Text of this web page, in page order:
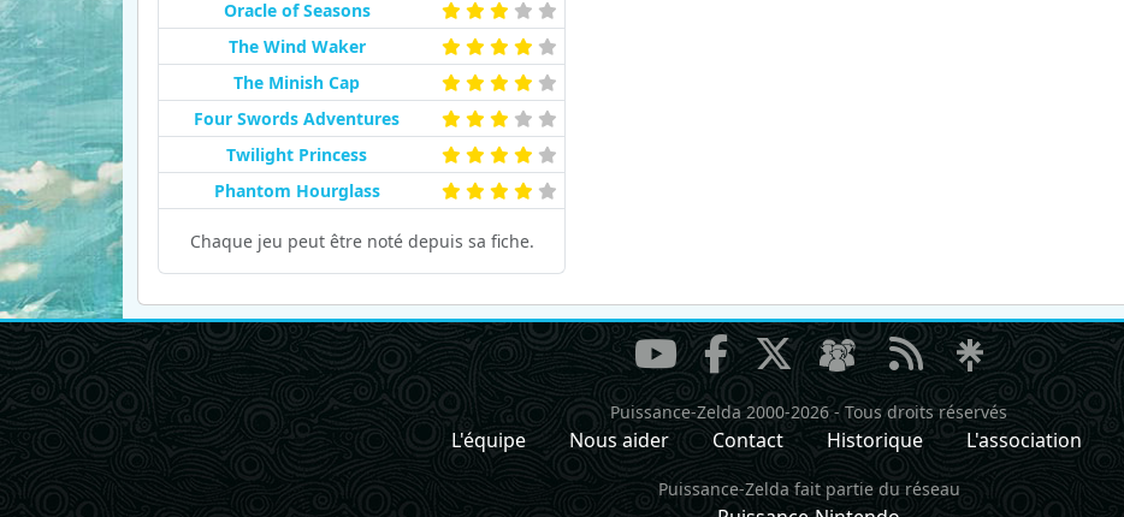
Oracle of Seasons
The Wind Waker
The Minish Cap
Four Swords Adventures
Twilight Princess
Phantom Hourglass
Chaque jeu peut être noté depuis sa fiche.
Puissance-Zelda 2000-2026- Tous droits réservés
L'équipe Nous aider Contact Historique L'association
Puissance-Zelda fait partie du réseau